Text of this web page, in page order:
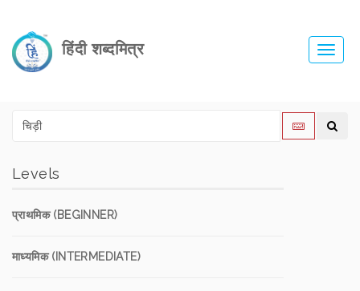
हिंदी शब्दमित्र
Levels
प्राथमिक (BEGINNER)
माध्यमिक (INTERMEDIATE)